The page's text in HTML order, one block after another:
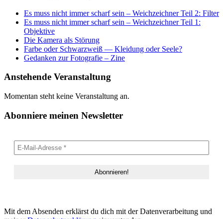
Es muss nicht immer scharf sein – Weichzeichner Teil 2: Filter
Es muss nicht immer scharf sein – Weichzeichner Teil 1:
Objektive
Die Kamera als Störung
Farbe oder Schwarzweiß — Kleidung oder Seele?
Gedanken zur Fotografie – Zine
Anstehende Veranstaltung
Momentan steht keine Veranstaltung an.
Abonniere meinen Newsletter
Mit dem Absenden erklärst du dich mit der Datenverarbeitung und